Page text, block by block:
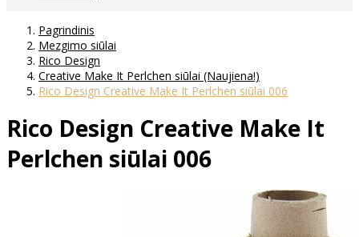
Pagrindinis
Mezgimo siūlai
Rico Design
Creative Make It Perlchen siūlai (Naujiena!)
Rico Design Creative Make It Perlchen siūlai 006
Rico Design Creative Make It
Perlchen siūlai 006